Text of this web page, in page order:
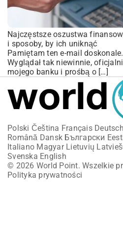
Najczęstsze oszustwa
i sposoby, by ich uniknąć
Pamiętam ten e-mail doskonale.
Wyglądał tak niewinnie,
mojego banku i prośbą o […]
Polski Čeština Français Deutsch
Română Dansk Български
Italiano Magyar Lietuvių
Svenska English
© 2026 World Point. Wszelkie
Polityka prywatności